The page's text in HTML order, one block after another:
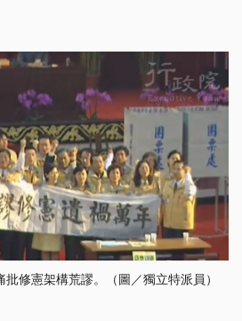
修憲架構荒謬。（圖／獨立特派員）